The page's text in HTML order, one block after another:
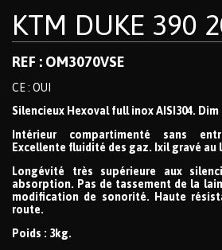
KTM DUKE 390
REF : OM3070VSE
CE : OUI
Silencieux Hexoval full inox AISI304. Dim
Intérieur compartimenté sans
Excellente fluidité des gaz. Ixil gravé au
Longévité très supérieure aux
absorption. Pas de tassement de la
modification de sonorité. Haute
route.
Poids : 3kg.